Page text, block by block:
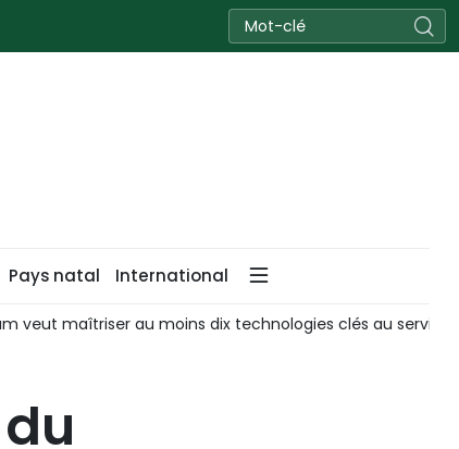
Pays natal International
technologies clés au service de ses produits